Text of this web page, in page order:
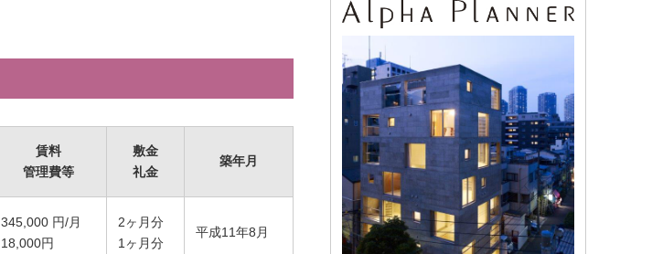
賃料
管理費等
敷金
礼金
築年月
345,000 円/月
18,000円
2ヶ月分
1ヶ月分
平成11年8月